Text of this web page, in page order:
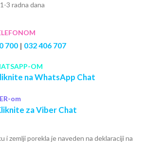
3 radna dana
700 | 032 406 707
OM
na WhatsApp Chat
om
za Viber Chat
i zemlji porekla je naveden na deklaraciji na